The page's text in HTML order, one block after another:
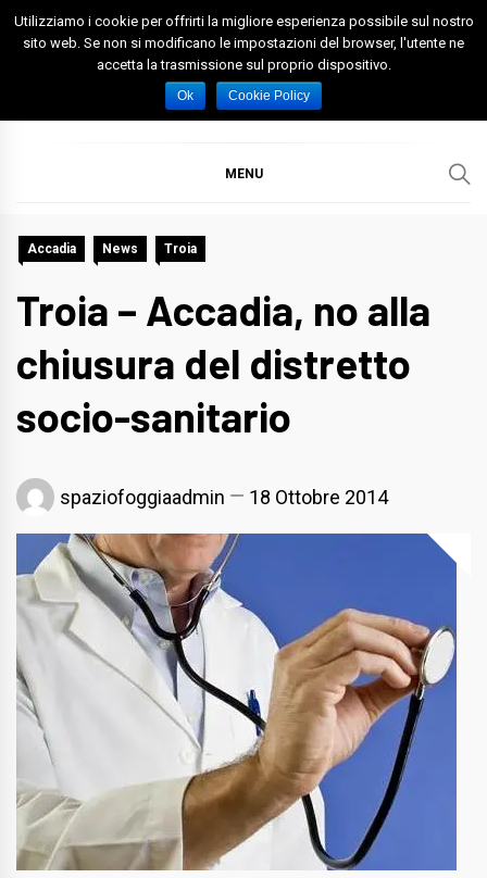
Skip
Spazio Foggia
Foggia News Calcio Eventi e Attività nella Capitanata
MENU
Accadia News Troia
Troia – Accadia, no alla
chiusura del distretto
socio-sanitario
spaziofoggiaadmin 18 Ottobre 2014
Utilizziamo i cookie per offrirti la migliore esperienza possibile sul nostro
sito web. Se non si modificano le impostazioni del browser, l'utente ne
accetta la trasmissione sul proprio dispositivo.
Ok Cookie Policy